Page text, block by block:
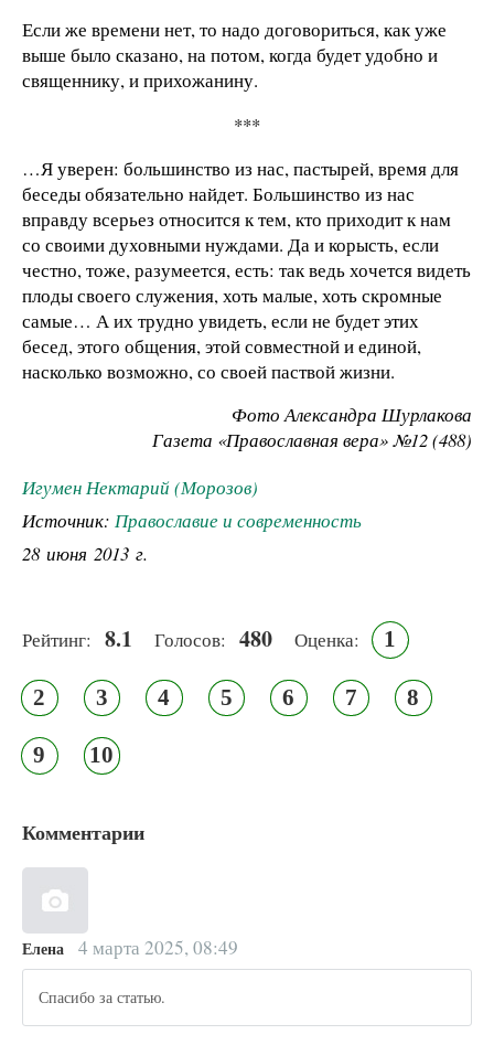
Если же времени нет, то надо договориться, как уже
выше было сказано, на потом, когда будет удобно и
священнику, и прихожанину.
***
…Я уверен: большинство из нас, пастырей, время для
беседы обязательно найдет. Большинство из нас
вправду всерьез относится к тем, кто приходит к нам
со своими духовными нуждами. Да и корысть, если
честно, тоже, разумеется, есть: так ведь хочется видеть
плоды своего служения, хоть малые, хоть скромные
самые… А их трудно увидеть, если не будет этих
бесед, этого общения, этой совместной и единой,
насколько возможно, со своей паствой жизни.
Фото Александра Шурлакова
Газета «Православная вера» №12 (488)
Игумен Нектарий (Морозов)
Источник: Православие и современность
28 июня 2013 г.
Рейтинг: 8.1 Голосов: 480 Оценка: 1
2 3 4 5 6 7 8
9 10
Комментарии
Елена 4 марта 2025, 08:49
Спасибо за статью.